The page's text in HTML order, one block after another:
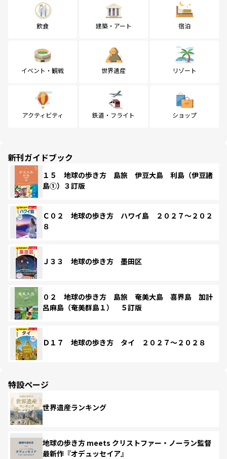
飲食 建築・アート 宿泊
イベント・観戦 世界遺産 リゾート
アクティビティ 鉄道・フライト ショップ
新刊ガイドブック
１５ 地球の歩き方 島旅 伊豆大島 利島（伊豆諸
島①）３訂版
Ｃ０２ 地球の歩き方 ハワイ島 ２０２７～２０２
８
Ｊ３３ 地球の歩き方 墨田区
０２ 地球の歩き方 島旅 奄美大島 喜界島 加計
呂麻島（奄美群島１） ５訂版
Ｄ１７ 地球の歩き方 タイ ２０２７～２０２８
特設ページ
世界遺産ランキング
地球の歩き方 meets クリストファー・ノーラン監督
最新作『オデュッセイア』